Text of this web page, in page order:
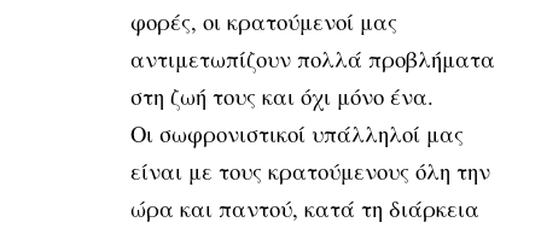
φορές, οι κρατούμενοί μας
αντιμετωπίζουν πολλά προβλήματα
στη ζωή τους και όχι μόνο ένα.
Οι σωφρονιστικοί υπάλληλοί μας
είναι με τους κρατούμενους όλη την
ώρα και παντού, κατά τη διάρκεια